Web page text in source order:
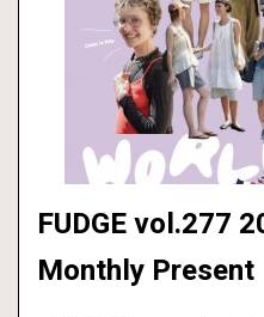
FUDGE vol.277
Monthly Present